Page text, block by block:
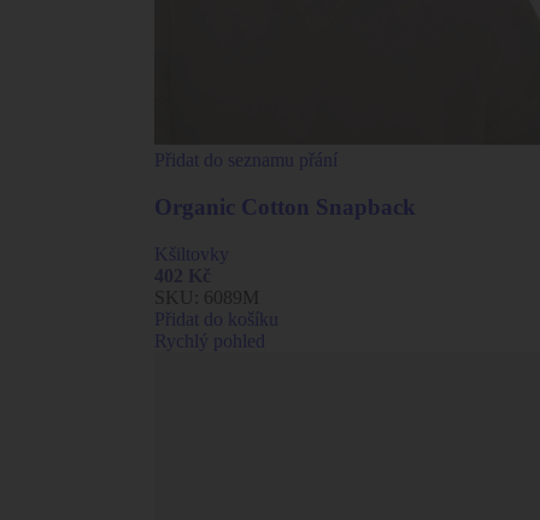
Přidat do seznamu přání
Organic Cotton Snapback
Kšiltovky
SKU: 6089M
Přidat do košíku
Rychlý pohled